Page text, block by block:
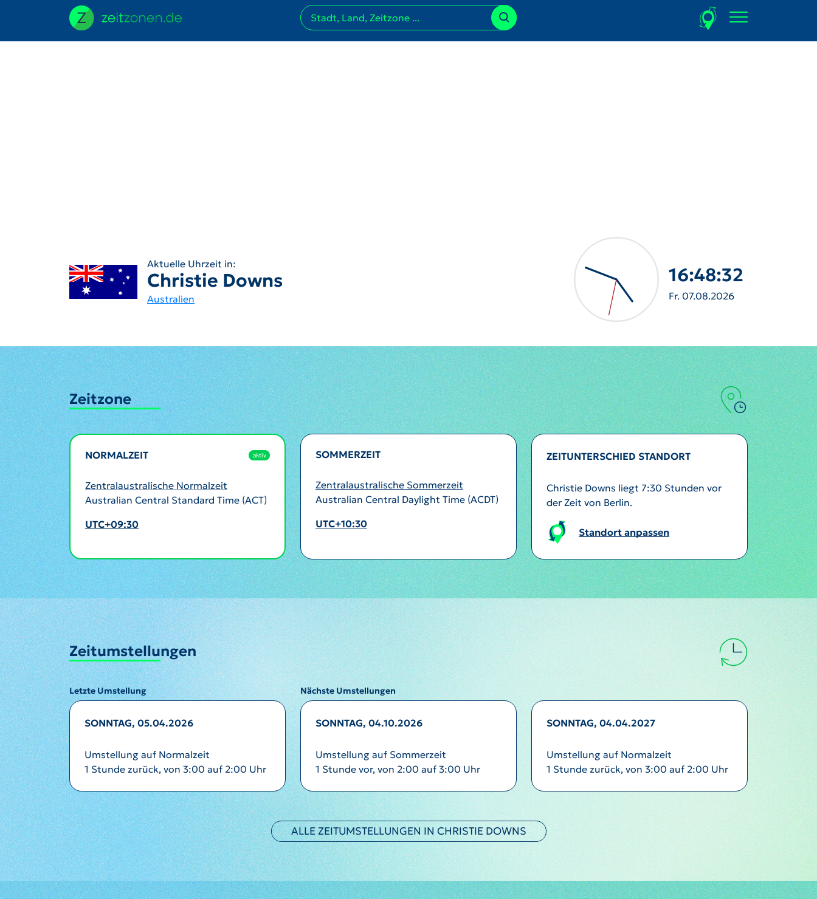
Aktuelle Uhrzeit in:
Christie Downs
Australien
16:48:34
Fr. 07.08.2026
Zeitzone
NORMALZEIT aktiv
Zentralaustralische Normalzeit
Australian Central Standard Time (ACT)
UTC+09:30
SOMMERZEIT
Zentralaustralische Sommerzeit
Australian Central Daylight Time (ACDT)
UTC+10:30
ZEITUNTERSCHIED STANDORT
Christie Downs liegt 7:30 Stunden vor
der Zeit von Berlin.
Standort anpassen
Zeitumstellungen
Letzte Umstellung Nächste Umstellungen
SONNTAG, 05.04.2026
Umstellung auf Normalzeit
1 Stunde zurück, von 3:00 auf 2:00 Uhr
SONNTAG, 04.10.2026
Umstellung auf Sommerzeit
1 Stunde vor, von 2:00 auf 3:00 Uhr
SONNTAG, 04.04.2027
Umstellung auf Normalzeit
1 Stunde zurück, von 3:00 auf 2:00 Uhr
ALLE ZEITUMSTELLUNGEN IN CHRISTIE DOWNS